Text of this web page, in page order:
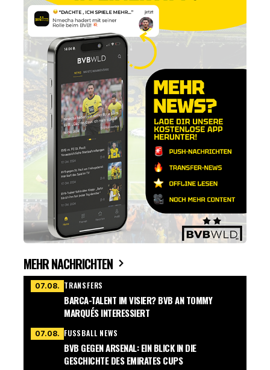
MEHR NACHRICHTEN
07.08. TRANSFERS
BARCA-TALENT IM VISIER? BVB AN TOMMY
MARQUÉS INTERESSIERT
07.08. FUSSBALL NEWS
BVB GEGEN ARSENAL: EIN BLICK IN DIE
GESCHICHTE DES EMIRATES CUPS